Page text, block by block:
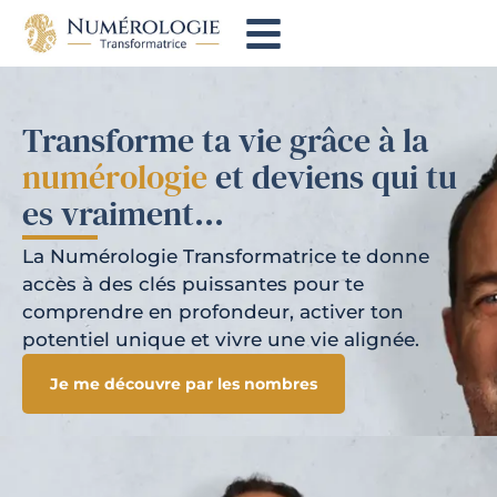
Transforme ta vie grâce à la
numérologieet deviens qui tu
es vraiment…
La Numérologie Transformatrice te donne
accès à des clés puissantes pour te
comprendre en profondeur, activer ton
potentiel unique et vivre une vie alignée.
Je me découvre par les nombres